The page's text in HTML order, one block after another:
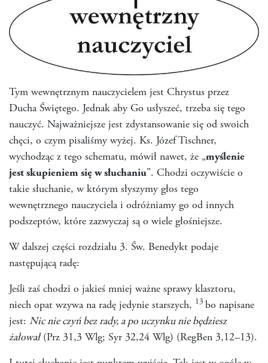
Tym wewnętrznym nauczycielem jest Chrystus przez
Ducha Świętego. Jednak aby Go usłyszeć, trzeba się tego
nauczyć. Najważniejsze jest zdystansowanie się od swoich
chęci, o czym pisaliśmy wyżej. Ks. Józef Tischner,
wychodząc z tego schematu, mówił nawet, że „myślenie
jest skupieniem się w słuchaniu”. Chodzi oczywiście o
takie słuchanie, w którym słyszymy głos tego
wewnętrznego nauczyciela i odróżniamy go od innych
podszeptów, które zazwyczaj są o wiele głośniejsze.
W dalszej części rozdziału 3. Św. Benedykt podaje
następującą radę:
Jeśli zaś chodzi o jakieś mniej ważne sprawy klasztoru,
niech opat wzywa na radę jedynie starszych, 13 bo napisane
jest: Nic nie czyń bez rady, a po uczynku nie będziesz
żałował(Prz 31,3 Wlg; Syr 32,24 Wlg) (RegBen 3,12–13).